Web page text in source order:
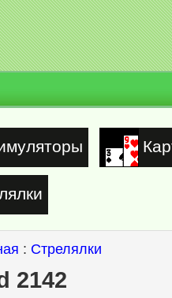
: Стрелялки
2142